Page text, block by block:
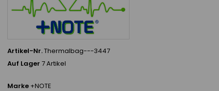
Artikel-Nr.Thermalbag---3447
Auf Lager 7 Artikel
Marke +NOTE